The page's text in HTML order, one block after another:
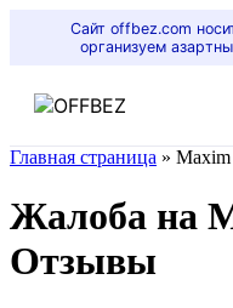
Сайт offbez.com
организуем
Главная страница »
Жалоба на
Отзывы